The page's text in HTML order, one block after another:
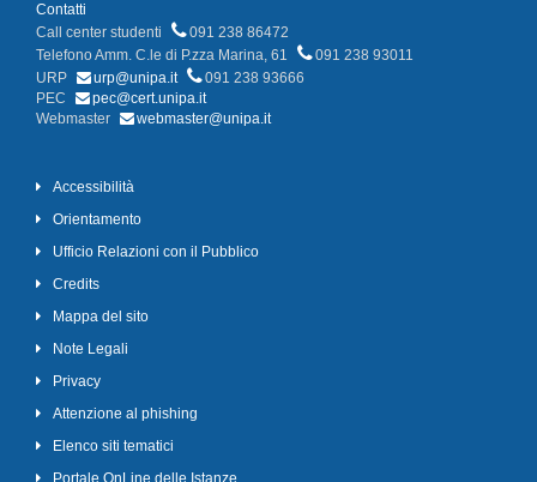
Contatti
Call center studenti
091 238 86472
Telefono Amm. C.le di P.zza Marina, 61
091 238 93011
URP
urp@unipa.it
091 238 93666
PEC
pec@cert.unipa.it
Webmaster
webmaster@unipa.it
Accessibilità
Orientamento
Ufficio Relazioni con il Pubblico
Credits
Mappa del sito
Note Legali
Privacy
Attenzione al phishing
Elenco siti tematici